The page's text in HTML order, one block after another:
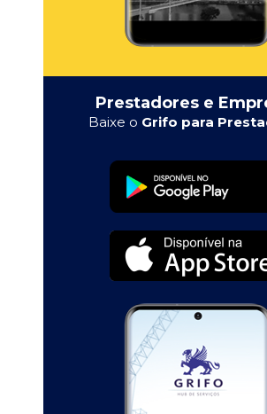
Prestadores e
Baixe o Grifo para